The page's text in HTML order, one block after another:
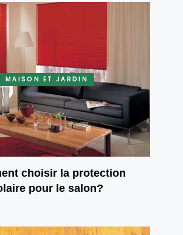
MAISON ET JARDIN
choisir la protection
pour le salon?